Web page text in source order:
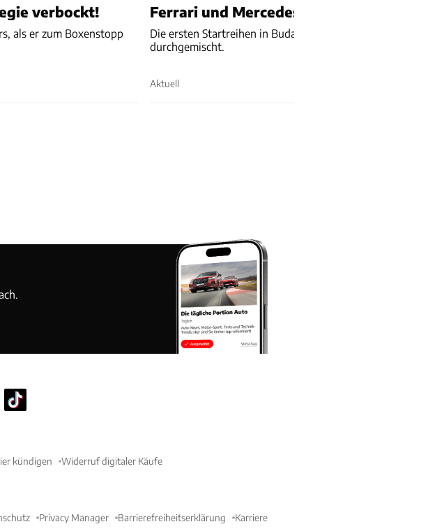
verbockt!
als er zum Boxenstopp
Ferrari und Mercedes verlieren
Die ersten Startreihen in Budapest werden noch einmal
durchgemischt.
Aktuell
kündigen Widerruf digitaler Käufe
Privacy Manager Barrierefreiheitserklärung Karriere